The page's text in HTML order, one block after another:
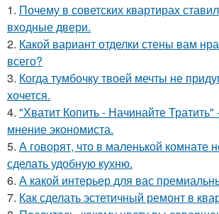
1. Почему в советских квартирах
входные двери.
2. Какой вариант отделки стены вам
всего?
3. Когда тумбочку твоей мечты не
хочется.
4. "Хватит Копить - Начинайте
мнение экономиста.
5. А говорят, что в маленькой комнате
сделать удобную кухню.
6. А какой интерьер для вас
7. Как сделать эстетичный ремонт в